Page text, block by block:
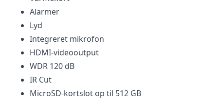
Alarmer
Lyd
Integreret mikrofon
HDMI-videooutput
WDR 120 dB
IR Cut
MicroSD-kortslot op til 512 GB